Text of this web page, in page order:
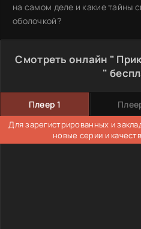
на самом деле и какие тайны
оболочкой?
Смотреть онлайн "
"
Плеер 1
Для зарегистрированных и
новые серии и